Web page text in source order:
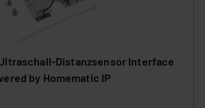
Distanzsensor Interface
by Homematic IP